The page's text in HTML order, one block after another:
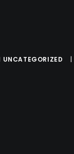
UNCATEGORIZED |